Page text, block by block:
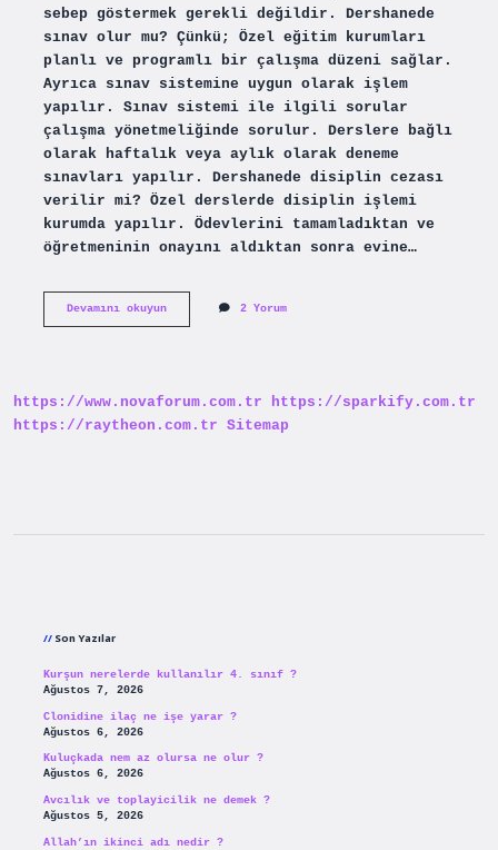
sebep göstermek gerekli değildir. Dershanede
sınav olur mu? Çünkü; Özel eğitim kurumları
planlı ve programlı bir çalışma düzeni sağlar.
Ayrıca sınav sistemine uygun olarak işlem
yapılır. Sınav sistemi ile ilgili sorular
çalışma yönetmeliğinde sorulur. Derslere bağlı
olarak haftalık veya aylık olarak deneme
sınavları yapılır. Dershanede disiplin cezası
verilir mi? Özel derslerde disiplin işlemi
kurumda yapılır. Ödevlerini tamamladıktan ve
öğretmeninin onayını aldıktan sonra evine…
Devamını okuyunDershanede
2 Yorum
https://www.novaforum.com.tr
https://sparkify.com.tr
https://raytheon.com.tr Sitemap
Son Yazılar
Kurşun nerelerde kullanılır 4. sınıf ?
Ağustos 7, 2026
Clonidine ilaç ne işe yarar ?
Ağustos 6, 2026
Kuluçkada nem az olursa ne olur ?
Ağustos 6, 2026
Avcılık ve toplayicilik ne demek ?
Ağustos 5, 2026
Allah’ın ikinci adı nedir ?